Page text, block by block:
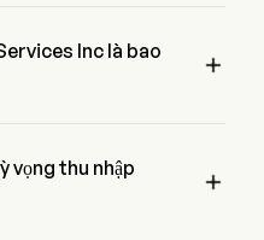
Inc là bao

vọng thu nhập
